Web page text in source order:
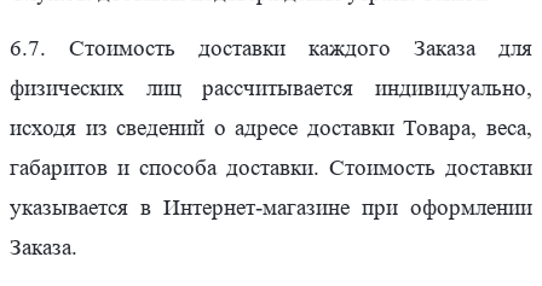
6.7. Стоимость доставки каждого Заказа для
физических лиц рассчитывается индивидуально,
исходя из сведений о адресе доставки Товара, веса,
габаритов и способа доставки. Стоимость доставки
указывается в Интернет-магазине при оформлении
Заказа.